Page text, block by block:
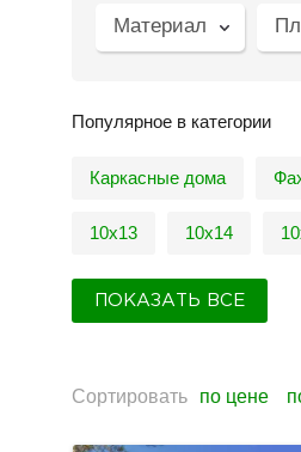
Материал
Популярное в категории
Каркасные дома
10х13 10х14
ПОКАЗАТЬ ВСЕ
Сортировать по цене